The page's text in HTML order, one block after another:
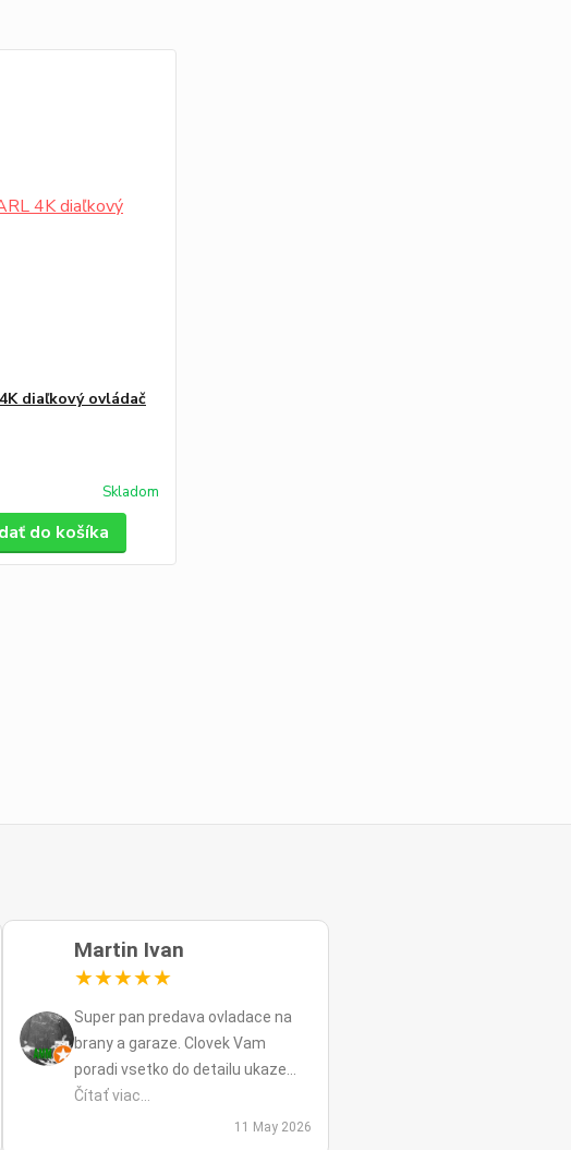
diaľkový ovládač
Skladom
do košíka
Martin Ivan
★★★★★
Super pan predava ovladace na
brany a garaze. Clovek Vam
poradi vsetko do detailu ukaze
popripade nadstavy priamo na
mieste a ked uz nahodou to nejde
Čítať viac...
11 May 2026